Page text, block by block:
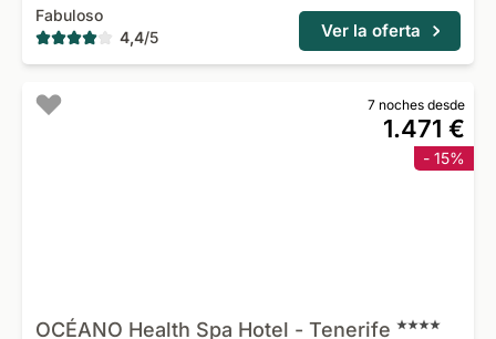
Fabuloso
4,4/5 Ver la oferta
7 noches desde
1.471 €
- 15%
OCÉANO Health Spa Hotel - Tenerife